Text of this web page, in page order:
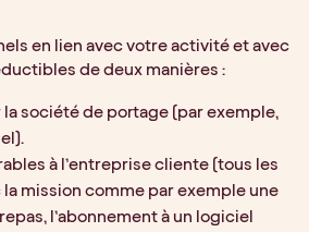
en lien avec votre activité et avec
de deux manières :
société de portage (par exemple,
à l’entreprise cliente (tous les
la mission comme par exemple une
l’abonnement à un logiciel